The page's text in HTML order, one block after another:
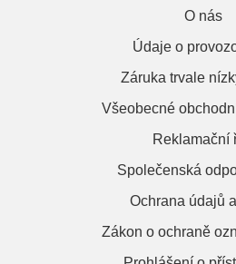
O nás
Údaje o
Záruka trvale
Všeobecné
Reklamační
Společenská
Ochrana údajů
Zákon o ochraně